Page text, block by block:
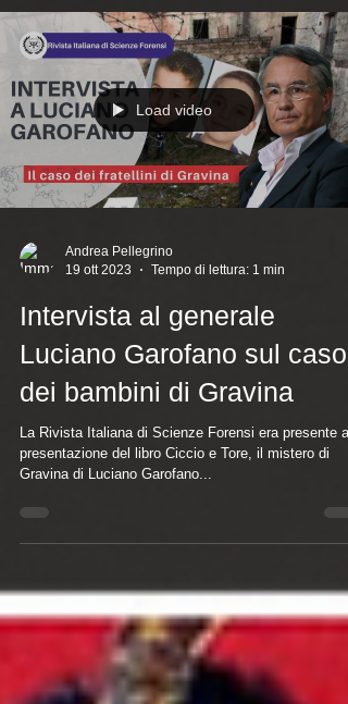
Load video
Andrea Pellegrino
19 ott 2023
Tempo di lettura: 1 min
Intervista al generale
Luciano Garofano sul caso
dei bambini di Gravina
La Rivista Italiana di Scienze Forensi era presente
presentazione del libro Ciccio e Tore, il mistero di
Gravina di Luciano Garofano...